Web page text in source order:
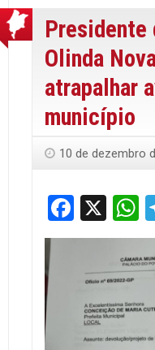
Presidente
Olinda
atrapalhar
município
10 de dezembro
X